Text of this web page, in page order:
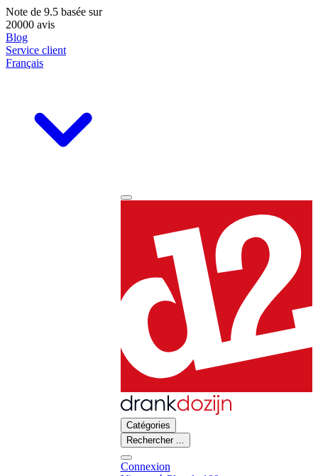
Note de 9.5 basée sur
20000 avis
Blog
Service client
Français
Catégories
Rechercher ...
Connexion